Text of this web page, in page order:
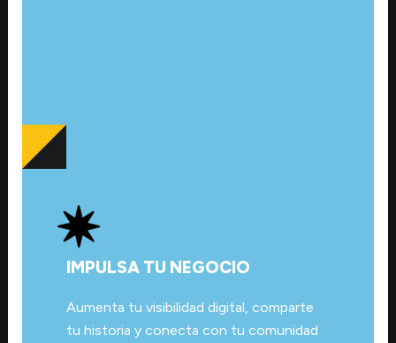
IMPULSA TU NEGOCIO
Aumenta tu visibilidad digital, comparte
tu historia y conecta con tu comunidad